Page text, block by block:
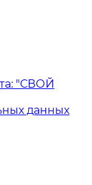
"СВОЙ
данных